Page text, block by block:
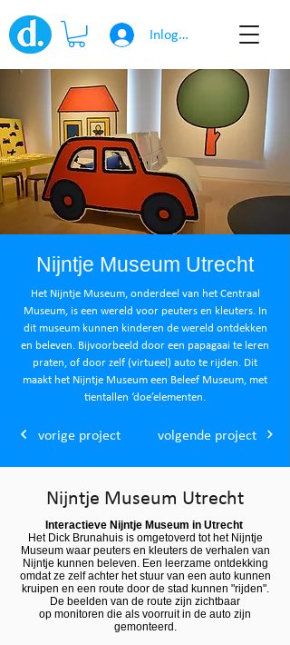
Inloggen
Nijntje Museum Utrecht
Het Nijntje Museum, onderdeel van het Centraal
Museum, is een wereld voor peuters en kleuters. In
dit museum kunnen kinderen de wereld ontdekken
en beleven. Bijvoorbeeld door een papagaai te leren
praten, of door zelf (virtueel) auto te rijden. Dit
maakt het Nijntje Museum een Beleef Museum, met
tientallen ‘doe’elementen.
vorige project volgende project
Nijntje Museum Utrecht
Interactieve Nijntje Museum in Utrecht
Het Dick Brunahuis is omgetoverd tot het Nijntje
Museum waar peuters en kleuters de verhalen van
Nijntje kunnen beleven. Een leerzame ontdekking
omdat ze zelf achter het stuur van een auto kunnen
kruipen en een route door de stad kunnen "rijden".
De beelden van de route zijn zichtbaar
op monitoren die als voorruit in de auto zijn
gemonteerd.